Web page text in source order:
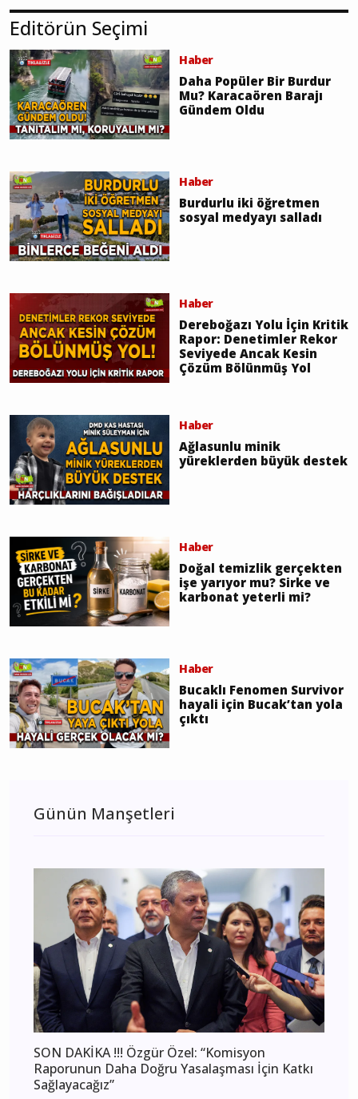
Editörün Seçimi
Haber
Daha Popüler Bir Burdur
Mu? Karacaören Barajı
Gündem Oldu
Haber
Burdurlu iki öğretmen
sosyal medyayı salladı
Haber
Dereboğazı Yolu İçin Kritik
Rapor: Denetimler Rekor
Seviyede Ancak Kesin
Çözüm Bölünmüş Yol
Haber
Ağlasunlu minik
yüreklerden büyük destek
Haber
Doğal temizlik gerçekten
işe yarıyor mu? Sirke ve
karbonat yeterli mi?
Haber
Bucaklı Fenomen Survivor
hayali için Bucak’tan yola
çıktı
Günün Manşetleri
SON DAKİKA !!! Özgür Özel: “Komisyon
Raporunun Daha Doğru Yasalaşması İçin Katkı
Sağlayacağız”